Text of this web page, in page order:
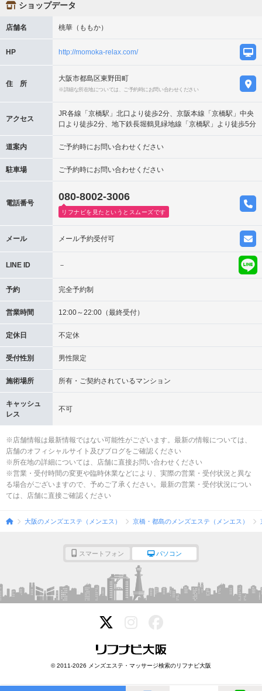
ショップデータ
店舗名 桃華（ももか）
HP http://momoka-relax.com/
住 所
大阪市都島区東野田町
※詳細な所在地については、ご予約時にお問い合わせください
アクセス
JR各線「京橋駅」北口より徒歩2分、京阪本線「京橋駅」中央
口より徒歩2分、地下鉄長堀鶴見緑地線「京橋駅」より徒歩5分
道案内 ご予約時にお問い合わせください
駐車場 ご予約時にお問い合わせください
電話番号
080-8002-3006
リフナビを見たというとスムーズです
メール メール予約受付可
LINE ID －
予約 完全予約制
営業時間 12:00～22:00（最終受付）
定休日 不定休
受付性別 男性限定
施術場所 所有・ご契約されているマンション
キャッシュ
レス
不可
※店舗情報は最新情報ではない可能性がございます。最新の情報については、
店舗のオフィシャルサイト及びブログをご確認ください
※所在地の詳細については、店舗に直接お問い合わせください
※営業・受付時間の変更や臨時休業などにより、実際の営業・受付状況と異な
る場合がございますので、予めご了承ください。最新の営業・受付状況につい
ては、店舗に直接ご確認ください
大阪のメンズエステ（メンエス） 京橋・都島のメンズエステ（メンエス）
スマートフォン パソコン
© 2011-2026 メンズエステ・マッサージ検索のリフナビ大阪